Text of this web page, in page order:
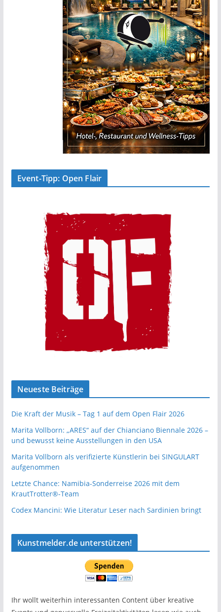
Event-Tipp: Open Flair
Neueste Beiträge
Die Kraft der Musik – Tag 1 auf dem Open Flair 2026
Marita Vollborn: „ARES“ auf der Chianciano Biennale 2026 –
und bewusst keine Ausstellungen in den USA
Marita Vollborn als verifizierte Künstlerin bei SINGULART
aufgenommen
Letzte Chance: Namibia-Sonderreise 2026 mit dem
KrautTrotter®-Team
Codex Mancini: Wie Literatur Leser nach Sardinien bringt
Kunstmelder.de unterstützen!
Ihr wollt weiterhin interessanten Content über kreative